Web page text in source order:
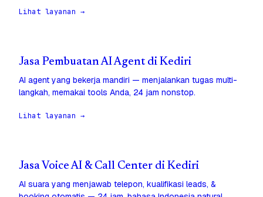
Lihat layanan →
Jasa Pembuatan AI Agent di Kediri
AI agent yang bekerja mandiri — menjalankan tugas multi-
langkah, memakai tools Anda, 24 jam nonstop.
Lihat layanan →
Jasa Voice AI & Call Center di Kediri
AI suara yang menjawab telepon, kualifikasi leads, &